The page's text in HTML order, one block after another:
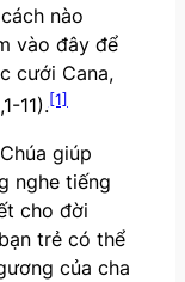
nào
vào đây để
cưới Cana,
11).[1]
giúp
nghe tiếng
cho đời
trẻ có thể
của cha